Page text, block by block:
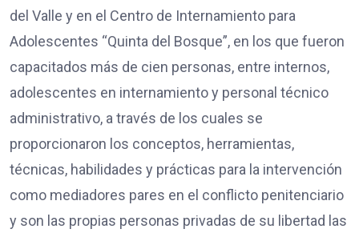
del Valle y en el Centro de Internamiento para
Adolescentes “Quinta del Bosque”, en los que fueron
capacitados más de cien personas, entre internos,
adolescentes en internamiento y personal técnico
administrativo, a través de los cuales se
proporcionaron los conceptos, herramientas,
técnicas, habilidades y prácticas para la intervención
como mediadores pares en el conflicto penitenciario
y son las propias personas privadas de su libertad las